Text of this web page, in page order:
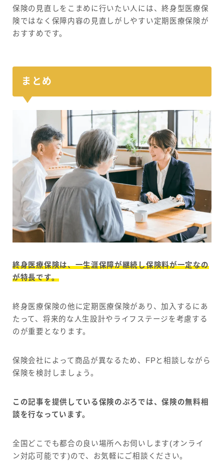
保険の見直しをこまめに行いたい人には、終身型医療保
険ではなく保障内容の見直しがしやすい定期医療保険が
おすすめです。
まとめ
終身医療保険は、一生涯保障が継続し保険料が一定なの
が特長です。
終身医療保険の他に定期医療保険があり、加入するにあ
たって、将来的な人生設計やライフステージを考慮する
のが重要となります。
保険会社によって商品が異なるため、FPと相談しながら
保険を検討しましょう。
この記事を提供している保険のぷろでは、保険の無料相
談を行なっています。
全国どこでも都合の良い場所へお伺いします(オンライ
ン対応可能です)ので、お気軽にご相談ください。